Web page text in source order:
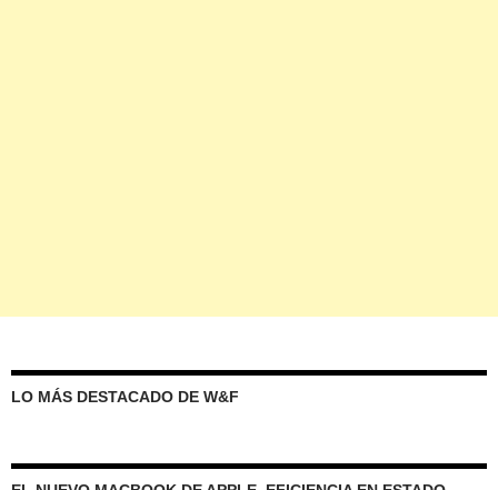
LO MÁS DESTACADO DE W&F